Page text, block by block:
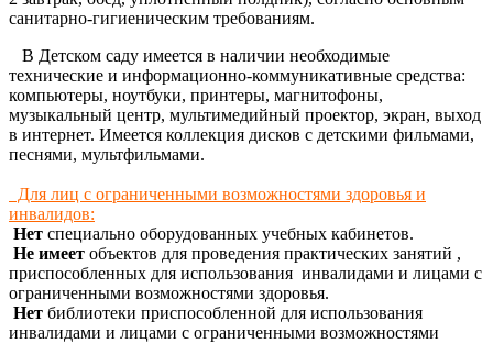
санитарно-гигиеническим требованиям.
В Детском саду имеется в наличии необходимые
технические и информационно-коммуникативные средства:
компьютеры, ноутбуки, принтеры, магнитофоны,
музыкальный центр, мультимедийный проектор, экран, выход
в интернет. Имеется коллекция дисков с детскими фильмами,
песнями, мультфильмами.
Для лиц с ограниченными возможностями здоровья и
инвалидов:
Нет специально оборудованных учебных кабинетов.
Не имеет объектов для проведения практических занятий ,
приспособленных для использования инвалидами и лицами с
ограниченными возможностями здоровья.
Нет библиотеки приспособленной для использования
инвалидами и лицами с ограниченными возможностями